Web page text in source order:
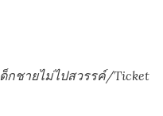
กชายไม่ไปสวรรค์/Ticket